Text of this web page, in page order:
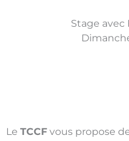
Stage avec
Le TCCF vous propose